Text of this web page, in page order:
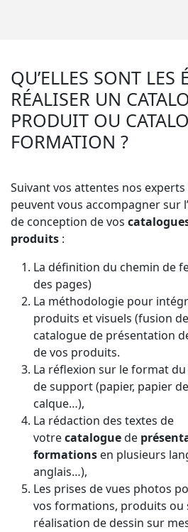
QU’ELLES SONT LES
RÉALISER UN
PRODUIT OU
FORMATION ?
Suivant vos attentes nos
peuvent vous accompagner sur
de conception de vos
produits :
La définition du chemin de
des pages)
La méthodologie pour
produits et visuels (fusion
catalogue de présentation
de vos produits.
La réflexion sur le format
de support (papier, papier
calque…),
La rédaction des textes de
votrecataloguede
formations en plusieurs
anglais…),
Les prises de vues photos
vos formations, produits ou
réalisation de dessin sur